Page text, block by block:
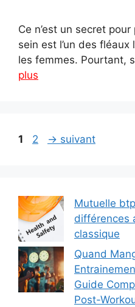
Ce n’est un secret
sein est l’un des
les femmes. Pourtant,
plus
Page
1 Page
2 → suivant
Mutuelle
différences
classique
Quand
Guide
Post-